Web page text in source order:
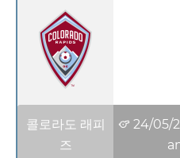
콜로라도 래피
즈
24/05/